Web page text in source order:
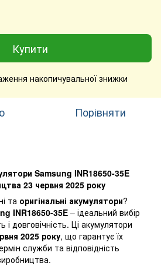
Купити
накопичувальної знижки
Порівняти
Samsung INR18650-35E
23 червня 2025 року
та оригінальні акумулятори?
INR18650-35E – ідеальний вибір
і довговічність. Ці акумулятори
2025 року, що гарантує їх
служби та відповідність